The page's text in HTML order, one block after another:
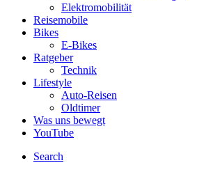
Elektromobilität
Reisemobile
Bikes
E-Bikes
Ratgeber
Technik
Lifestyle
Auto-Reisen
Oldtimer
Was uns bewegt
YouTube
Search